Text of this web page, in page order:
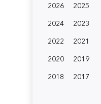
2026
2025
2024
2023
2022
2021
2020
2019
2018
2017